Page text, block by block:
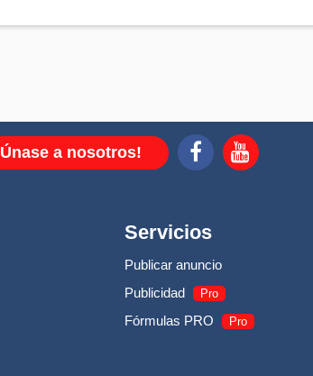
Únase a nosotros!
Servicios
Publicar anuncio
Publicidad
Pro
Fórmulas PRO Pro